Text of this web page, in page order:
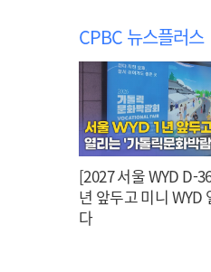
CPBC 뉴스플러스
[2027 서울 WYD D-
년 앞두고 미니 WYD
다